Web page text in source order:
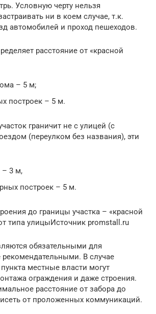
Условную черту нельзя
ни в коем случае, т.к.
автомобилей и проход пешеходов.
расстояние от «красной
– 5 м;
построек – 5 м.
граничит не с улицей (с
(переулком без названия), эти
– 3 м,
построек – 5 м.
до границы участка – «красной
типа улицыИсточник promstall.ru
обязательными для
рекомендательными. В случае
местные власти могут
ограждения и даже строения.
расстояние от забора до
от проложенных коммуникаций.